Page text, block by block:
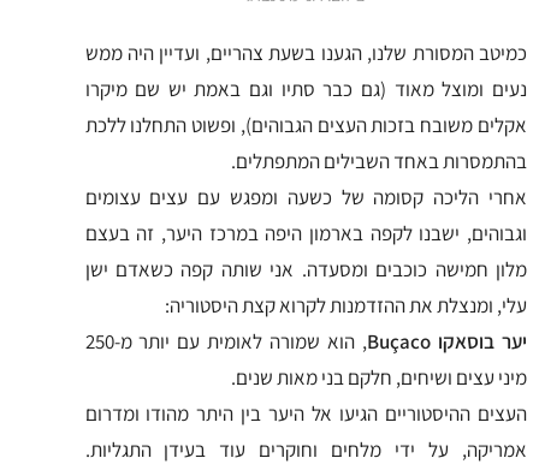
כמיטב המסורת שלנו, הגענו בשעת צהריים, ועדיין היה ממש
נעים ומוצל מאוד (גם כבר סתיו וגם באמת יש שם מיקרו
אקלים משובח בזכות העצים הגבוהים), ופשוט התחלנו ללכת
בהתמסרות באחד השבילים המתפתלים.
אחרי הליכה קסומה של כשעה ומפגש עם עצים עצומים
וגבוהים, ישבנו לקפה בארמון היפה במרכז היער, זה בעצם
מלון חמישה כוכבים ומסעדה. אני שותה קפה כשאדם ישן
עלי, ומנצלת את ההזדמנות לקרוא קצת היסטוריה:
יער בוסאקו Buçaco
, הוא שמורה לאומית עם יותר מ-250
מיני עצים ושיחים, חלקם בני מאות שנים.
העצים ההיסטוריים הגיעו אל היער בין היתר מהודו ומדרום
אמריקה, על ידי מלחים וחוקרים עוד בעידן התגליות.